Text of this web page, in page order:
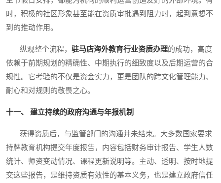
时，积极的社区形象甚至能在资质审批遇到阻力时，起到意想不
到的推动作用。
纵观整个流程， 驻马店海外教育行业资质办理的成功，高度
依赖于前期规划的精确性、中期执行的细致度以及后期运营的合
规性。它考验的不仅是资金实力，更是团队的跨文化管理能力、
耐心和对规则的敬畏之心。
十一、 建立持续的政府沟通与年报机制
获得资质后，与监管部门的沟通并未结束。大多数国家要求
持牌教育机构提交年度报告，内容包括财务审计报告、学生人数
统计、师资变动情况、课程更新说明等。主动、透明、按时地提
交这些报告，是维持资质有效性的基本义务，也是建立政府信任